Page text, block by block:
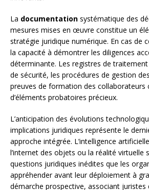
La documentation systématique des
mesures mises en œuvre constitue un
stratégie juridique numérique. En cas de
la capacité à démontrer les diligences
déterminante. Les registres de
de sécurité, les procédures de gestion
preuves de formation des
d’éléments probatoires précieux.
L’anticipation des évolutions
implications juridiques représente le
approche intégrée. L’intelligence
l’internet des objets ou la réalité virtuelle
questions juridiques inédites que les
appréhender avant leur déploiement à
démarche prospective, associant juristes